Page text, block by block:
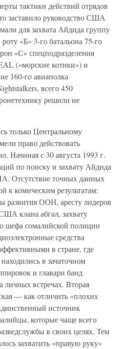
тактики действий отрядов
заставило руководство США
для захвата Айдида группу
«Б» 3-го батальона 75-го
«С» спецподразделения
(«морские котики») и
160-го авиаполка
всего 450
решили не
только Центральному
право действовать
Начиная с 30 августа 1993 г.
по поиску и захвату Айдида
Отсутствие точных данных
к комическим результатам:
развития ООН, аресту лидеров
клана абгал, захвату
сомалийской полиции
средства
в стране, где
в зачаточном
и главари банд
встречах. Вторая
— как отличить «плохих
источник
которые чаще всего
в своих целях. Тем
захватить «правую руку»